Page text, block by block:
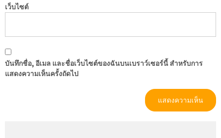
เว็บไซต์
บันทึกชื่อ, อีเมล และชื่อเว็บไซต์ของฉันบนเบราว์เซอร์นี้ สำหรับการ
แสดงความเห็นครั้งถัดไป